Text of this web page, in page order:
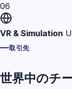
06
VR & Simulation
取引先
世界中のチ